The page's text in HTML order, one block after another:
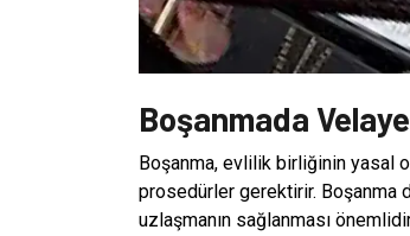
Boşanmada
Boşanma, evlilik birliğinin yasal
prosedürler gerektirir. Boşanma
uzlaşmanın sağlanması